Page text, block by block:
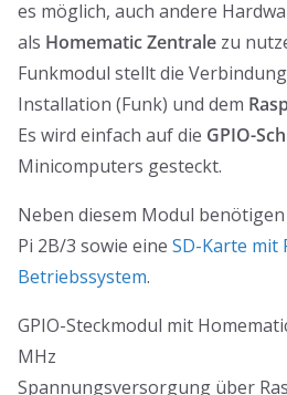
es möglich, auch andere
als Homematic Zentrale zu
Funkmodul stellt die
Installation (Funk) und dem
Es wird einfach auf die GPIO-
Minicomputers gesteckt.
Neben diesem Modul
Pi 2B/3 sowie eine SD-Karte mit
Betriebssystem.
GPIO-Steckmodul mit
MHz
Spannungsversorgung über